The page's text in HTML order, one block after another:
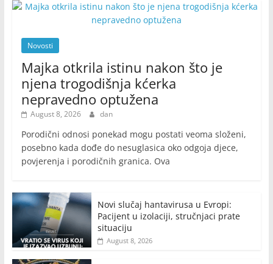
Novosti
Majka otkrila istinu nakon što je
njena trogodišnja kćerka
nepravedno optužena
August 8, 2026 dan
Porodični odnosi ponekad mogu postati veoma složeni,
posebno kada dođe do nesuglasica oko odgoja djece,
povjerenja i porodičnih granica. Ova
Novi slučaj hantavirusa u Evropi:
Pacijent u izolaciji, stručnjaci prate
situaciju
August 8, 2026